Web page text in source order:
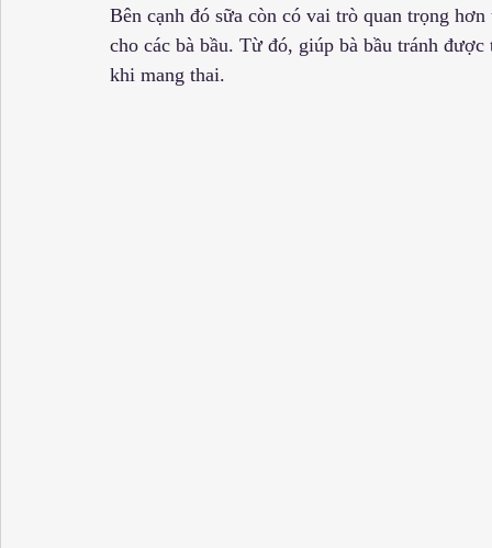
Bên cạnh đó sữa còn có vai trò quan trọng
cho các bà bầu. Từ đó, giúp bà bầu tránh
khi mang thai.